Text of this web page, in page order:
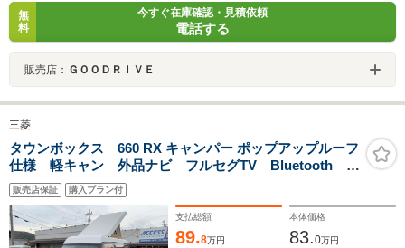
無
料
今すぐ在庫確認・見積依頼
電話する
販売店： ＧＯＯＤＲＩＶＥ
三菱
タウンボックス 660 RX キャンパー ポップアップルーフ
仕様 軽キャン 外品ナビ フルセグTV Bluetooth
ETC キーレス 専用フルフラットマット 網戸 フロ
アマット ドアバイザー インタークーラーターボ タ
イミングベルト交換渡し
販売店保証 購入プラン付
支払総額
89.8万円
本体価格
83.0万円